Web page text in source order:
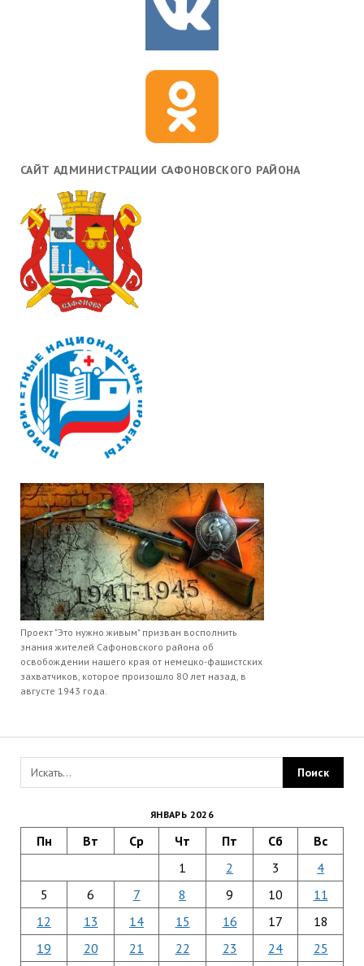
САЙТ АДМИНИСТРАЦИИ САФОНОВСКОГО РАЙОНА
Проект "Это нужно живым" призван восполнить
знания жителей Сафоновского района об
освобождении нашего края от немецко-фашистских
захватчиков, которое произошло 80 лет назад, в
августе 1943 года.
ЯНВАРЬ 2026
Пн Вт Ср Чт Пт Сб Вс
1 2 3
4
5
6 7 8 9 10
11
12
13 14 15 16 17
18
19
20 21 22 23 24
25